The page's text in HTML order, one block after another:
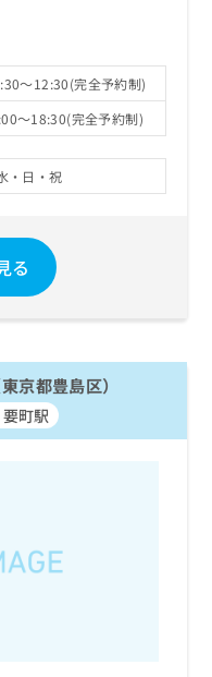
～12:30(完全予約制)
～18:30(完全予約制)
・日・祝
る
京都豊島区）
要町駅